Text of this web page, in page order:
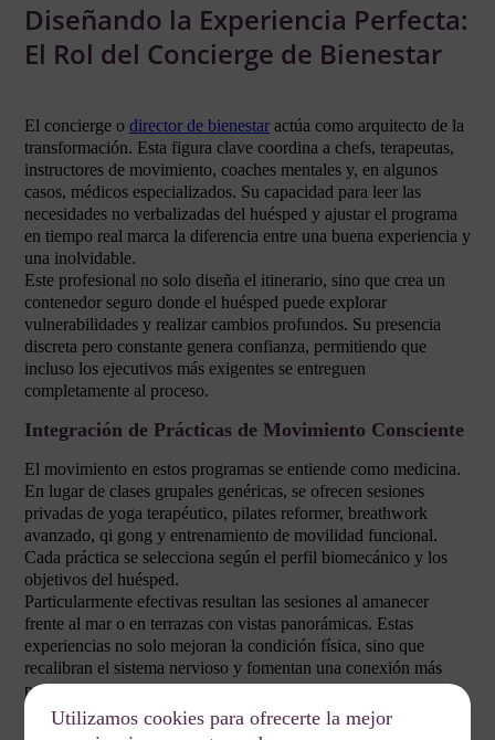
Diseñando la Experiencia Perfecta:
El Rol del Concierge de Bienestar
El concierge o director de bienestar actúa como arquitecto de la
transformación. Esta figura clave coordina a chefs, terapeutas,
instructores de movimiento, coaches mentales y, en algunos
casos, médicos especializados. Su capacidad para leer las
necesidades no verbalizadas del huésped y ajustar el programa
en tiempo real marca la diferencia entre una buena experiencia y
una inolvidable.
Este profesional no solo diseña el itinerario, sino que crea un
contenedor seguro donde el huésped puede explorar
vulnerabilidades y realizar cambios profundos. Su presencia
discreta pero constante genera confianza, permitiendo que
incluso los ejecutivos más exigentes se entreguen
completamente al proceso.
Integración de Prácticas de Movimiento Consciente
El movimiento en estos programas se entiende como medicina.
En lugar de clases grupales genéricas, se ofrecen sesiones
privadas de yoga terapéutico, pilates reformer, breathwork
avanzado, qi gong y entrenamiento de movilidad funcional.
Cada práctica se selecciona según el perfil biomecánico y los
objetivos del huésped.
Particularmente efectivas resultan las sesiones al amanecer
frente al mar o en terrazas con vistas panorámicas. Estas
experiencias no solo mejoran la condición física, sino que
recalibran el sistema nervioso y fomentan una conexión más
profunda con el entorno natural de la villa.
Utilizamos cookies para ofrecerte la mejor